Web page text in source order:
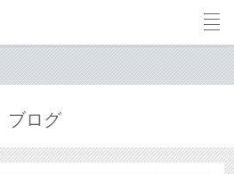
ブログ